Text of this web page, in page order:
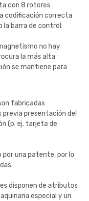
con 8 rotores
codificación correcta
la barra de control.
no hay
la más alta
se mantiene para
fabricadas
presentación del
(p. ej. tarjeta de
por una patente, por lo
disponen de atributos
especial y un